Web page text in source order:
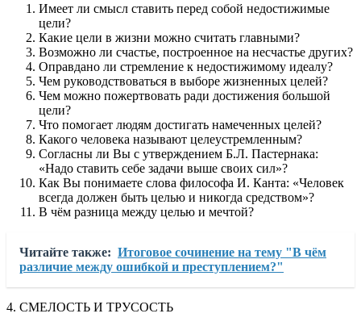
Имеет ли смысл ставить перед собой недостижимые
цели?
Какие цели в жизни можно считать главными?
Возможно ли счастье, построенное на несчастье других?
Оправдано ли стремление к недостижимому идеалу?
Чем руководствоваться в выборе жизненных целей?
Чем можно пожертвовать ради достижения большой
цели?
Что помогает людям достигать намеченных целей?
Какого человека называют целеустремленным?
Согласны ли Вы с утверждением Б.Л. Пастернака:
«Надо ставить себе задачи выше своих сил»?
Как Вы понимаете слова философа И. Канта: «Человек
всегда должен быть целью и никогда средством»?
В чём разница между целью и мечтой?
Читайте также: Итоговое сочинение на тему "В чём
различие между ошибкой и преступлением?"
4. СМЕЛОСТЬ И ТРУСОСТЬ